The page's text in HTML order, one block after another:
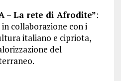
– La rete di Afrodite”:
collaborazione con i
italiano e cipriota,
del